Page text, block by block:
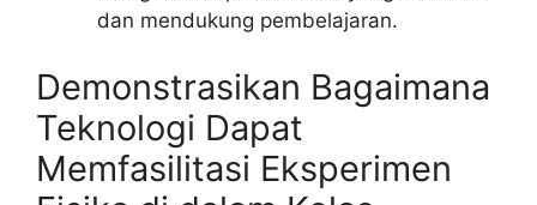
dan mendukung pembelajaran.
Demonstrasikan Bagaimana
Teknologi Dapat
Memfasilitasi Eksperimen